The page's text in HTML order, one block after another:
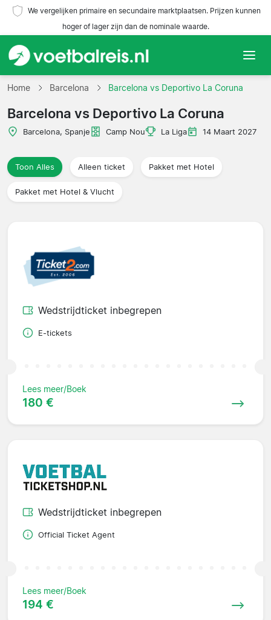
We vergelijken primaire en secundaire marktplaatsen. Prijzen kunnen
hoger of lager zijn dan de nominale waarde.
Home
Teams
Reisorganisaties
Home Barcelona Barcelona vs Deportivo La Coruna
Barcelona vs Deportivo La Coruna
Barcelona, Spanje Camp Nou La Liga 14 Maart 2027
Toon Alles Alleen ticket Pakket met Hotel
Pakket met Hotel & Vlucht
Wedstrijdticket inbegrepen
E-tickets
Lees meer/Boek
180 €
Wedstrijdticket inbegrepen
Official Ticket Agent
Lees meer/Boek
194 €